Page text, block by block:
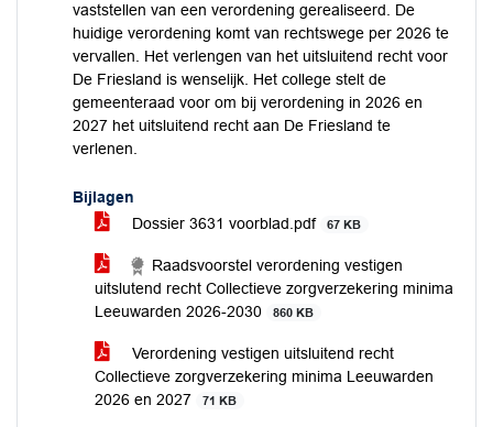
vaststellen van een verordening gerealiseerd. De
huidige verordening komt van rechtswege per 2026 te
vervallen. Het verlengen van het uitsluitend recht voor
De Friesland is wenselijk. Het college stelt de
gemeenteraad voor om bij verordening in 2026 en
2027 het uitsluitend recht aan De Friesland te
verlenen.
Bijlagen
Dossier 3631 voorblad.pdf
67 KB
Raadsvoorstel verordening vestigen
uitslutend recht Collectieve zorgverzekering minima
Leeuwarden 2026-2030
860 KB
Verordening vestigen uitsluitend recht
Collectieve zorgverzekering minima Leeuwarden
2026 en 2027
71 KB